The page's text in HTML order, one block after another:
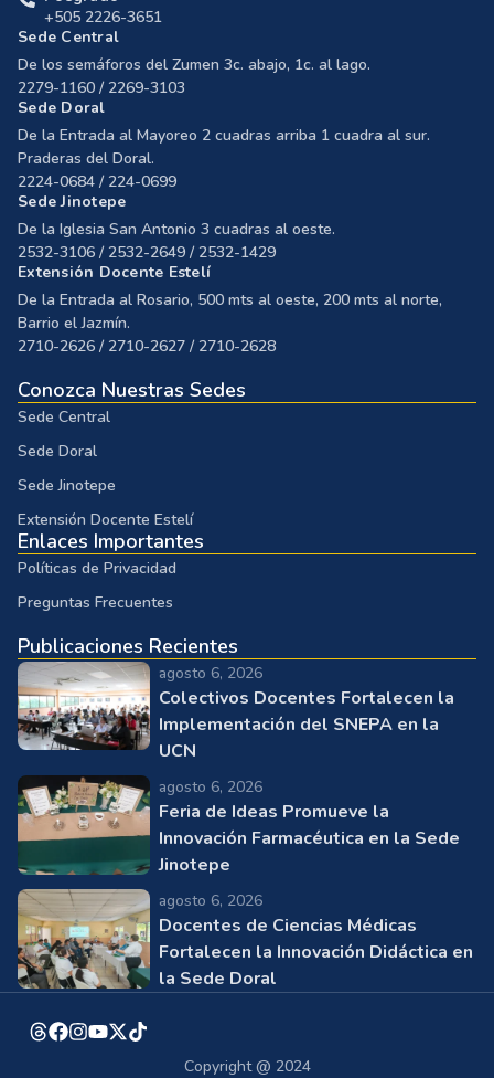
+505 2226-3651
Sede Central
De los semáforos del Zumen 3c. abajo, 1c. al lago.
2279-1160 / 2269-3103
Sede Doral
De la Entrada al Mayoreo 2 cuadras arriba 1 cuadra al sur.
Praderas del Doral.
2224-0684 / 224-0699
Sede Jinotepe
De la Iglesia San Antonio 3 cuadras al oeste.
2532-3106 / 2532-2649 / 2532-1429
Extensión Docente Estelí
De la Entrada al Rosario, 500 mts al oeste, 200 mts al norte,
Barrio el Jazmín.
2710-2626 / 2710-2627 / 2710-2628
Conozca Nuestras Sedes
Sede Central
Sede Doral
Sede Jinotepe
Extensión Docente Estelí
Enlaces Importantes
Políticas de Privacidad
Preguntas Frecuentes
Publicaciones Recientes
agosto 6, 2026
Colectivos Docentes Fortalecen la
Implementación del SNEPA en la
UCN
agosto 6, 2026
Feria de Ideas Promueve la
Innovación Farmacéutica en la Sede
Jinotepe
agosto 6, 2026
Docentes de Ciencias Médicas
Fortalecen la Innovación Didáctica en
la Sede Doral
Copyright @ 2024